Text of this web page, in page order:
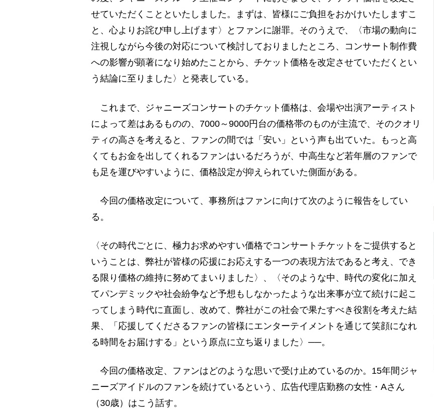
せていただくことといたしました。まずは、皆様にご負担をおかけいたしますこ
と、心よりお詫び申し上げます〉とファンに謝罪。そのうえで、〈市場の動向に
注視しながら今後の対応について検討しておりましたところ、コンサート制作費
への影響が顕著になり始めたことから、チケット価格を改定させていただくとい
う結論に至りました〉と発表している。
これまで、ジャニーズコンサートのチケット価格は、会場や出演アーティスト
によって差はあるものの、7000～9000円台の価格帯のものが主流で、そのクオリ
ティの高さを考えると、ファンの間では「安い」という声も出ていた。もっと高
くてもお金を出してくれるファンはいるだろうが、中高生など若年層のファンで
も足を運びやすいように、価格設定が抑えられていた側面がある。
今回の価格改定について、事務所はファンに向けて次のように報告をしてい
る。
〈その時代ごとに、極力お求めやすい価格でコンサートチケットをご提供すると
いうことは、弊社が皆様の応援にお応えする一つの表現方法であると考え、でき
る限り価格の維持に努めてまいりました〉、〈そのような中、時代の変化に加え
てパンデミックや社会紛争など予想もしなかったような出来事が立て続けに起こ
ってしまう時代に直面し、改めて、弊社がこの社会で果たすべき役割を考えた結
果、「応援してくださるファンの皆様にエンターテイメントを通じて笑顔になれ
る時間をお届けする」という原点に立ち返りました〉──。
今回の価格改定、ファンはどのような思いで受け止めているのか。15年間ジャ
ニーズアイドルのファンを続けているという、広告代理店勤務の女性・Aさん
（30歳）はこう話す。